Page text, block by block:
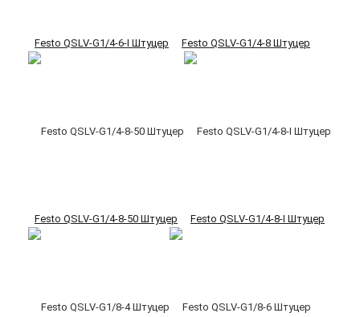
Festo QSLV-G1/4-6-I Штуцер Festo QSLV-G1/4-8 Штуцер
Festo QSLV-G1/4-8-50 Штуцер Festo QSLV-G1/4-8-I Штуцер